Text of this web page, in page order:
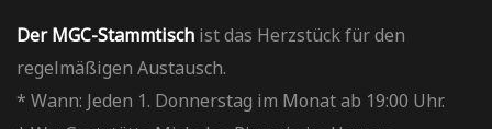
Der MGC-Stammtisch ist das Herzstück für den
regelmäßigen Austausch.
* Wann: Jeden 1. Donnerstag im Monat ab 19:00 Uhr.